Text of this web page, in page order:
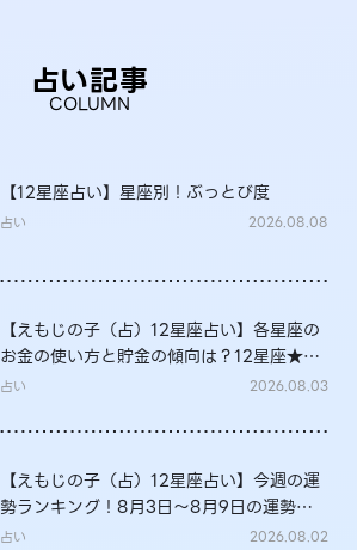
占い記事
COLUMN
【12星座占い】星座別！ぶっとび度
占い 2026.08.08
【えもじの子（占）12星座占い】各星座の
お金の使い方と貯金の傾向は？12星座★徹
底解説
占い 2026.08.03
【えもじの子（占）12星座占い】今週の運
勢ランキング！8月3日～8月9日の運勢
は？
占い 2026.08.02